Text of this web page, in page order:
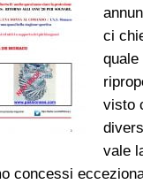
ci
quale
visto
vale
concessi